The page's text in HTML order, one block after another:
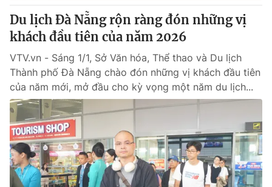
Góc doanh nghiệp
Truyền hình
Phim VTV
Hậu trường
Nhân vật
Khán giả
Giải sao mai
Giải trí
Điện ảnh
Âm nhạc
Sao
Đời sống
Du lịch
Làm đẹp
Chất lượng cuộc sống
Giáo dục
Tuyển sinh
Học trực tuyến
Công nghệ
Hitech Công nghệ tương lai
Giao lưu trực tuyến
Du lịch Đà Nẵng rộn ràng đón những vị
khách đầu tiên của năm 2026
VTV.vn - Sáng 1/1, Sở Văn hóa, Thể thao và Du lịch
Thành phố Đà Nẵng chào đón những vị khách đầu tiên
của năm mới, mở đầu cho kỳ vọng một năm du lịch...